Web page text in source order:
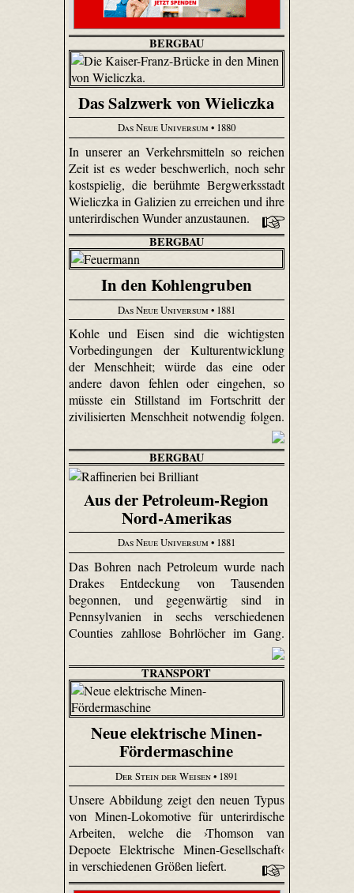
BERGBAU
Das Salzwerk von Wieliczka
Das Neue Universum• 1880
In unserer an Verkehrsmitteln so reichen
Zeit ist es weder beschwerlich, noch sehr
kostspielig, die berühmte Bergwerksstadt
Wieliczka in Galizien zu erreichen und ihre
unterirdischen Wunder anzu­staunen.
BERGBAU
In den Kohlengruben
Das Neue Universum • 1881
Kohle und Eisen sind die wichtigsten
Vorbedingungen der Kulturentwicklung
der Menschheit; würde das eine oder
andere davon fehlen oder eingehen, so
müsste ein Stillstand im Fortschritt der
zivilisierten Menschheit notwendig folgen.
BERGBAU
Aus der Petroleum-Region
Nord-Amerikas
Das Neue Universum• 1881
Das Bohren nach Petroleum wurde nach
Drakes Entdeckung von Tausenden
begonnen, und gegenwärtig sind in
Pennsylvanien in sechs verschiedenen
Counties zahllose Bohrlöcher im Gang.
TRANSPORT
Neue elektrische Minen-
Fördermaschine
Der Stein der Weisen• 1891
Unsere Abbildung zeigt den neuen Typus
von Minen-Lokomotive für unterirdische
Arbeiten, welche die ›Thomson van
Depoete Elektrische Minen-Gesellschaft‹
in verschiedenen Größen liefert.